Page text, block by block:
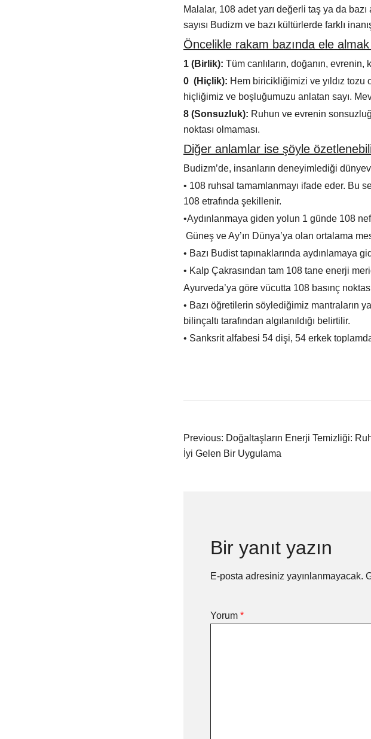
Malalar, 108 adet yarı değerli taş ya da
sayısı Budizm ve bazı kültürlerde farklı
Öncelikle rakam bazında ele
1 (Birlik): Tüm canlıların, doğanın,
0 (Hiçlik): Hem biricikliğimizi ve yıldız
hiçliğimiz ve boşluğumuzu anlatan sayı.
8 (Sonsuzluk): Ruhun ve evrenin
noktası olmaması.
Diğer anlamlar ise şöyle
Budizm’de, insanların deneyimlediği
• 108 ruhsal tamamlanmayı ifade eder. Bu
108 etrafında şekillenir.
•Aydınlanmaya giden yolun 1 günde 108
Güneş ve Ay’ın Dünya’ya olan ortalama
• Bazı Budist tapınaklarında aydınlamaya
• Kalp Çakrasından tam 108 tane enerji
Ayurveda’ya göre vücutta 108 basınç
• Bazı öğretilerin söylediğimiz mantraların
bilinçaltı tarafından algılanıldığı belirtilir.
• Sanksrit alfabesi 54 dişi, 54 erkek
Yazı
Previous: Doğaltaşların Enerji Temizliği:
İyi Gelen Bir Uygulama
Bir yanıt yazın
E-posta adresiniz yayınlanmayacak.
Yorum *